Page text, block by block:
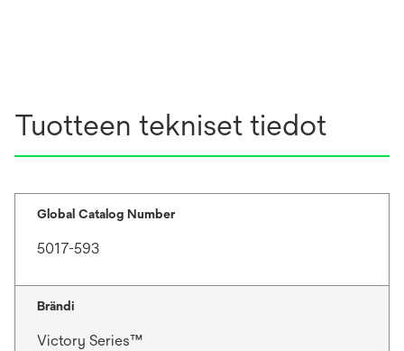
Tuotteen tekniset tiedot
Global Catalog Number
5017-593
Brändi
Victory Series™